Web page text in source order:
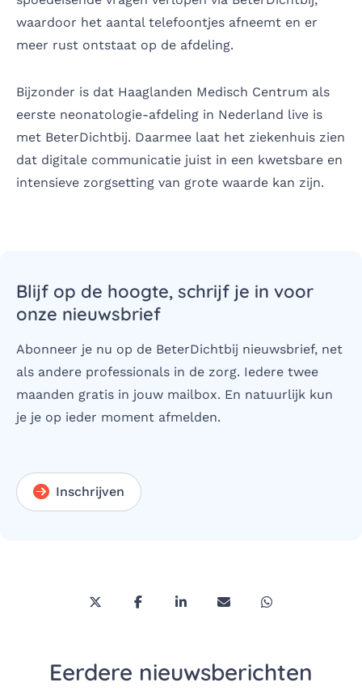
waardoor het aantal telefoontjes afneemt en er
meer rust ontstaat op de afdeling.
Bijzonder is dat Haaglanden Medisch Centrum als
eerste neonatologie-afdeling in Nederland live is
met BeterDichtbij. Daarmee laat het ziekenhuis zien
dat digitale communicatie juist in een kwetsbare en
intensieve zorgsetting van grote waarde kan zijn.
Blijf op de hoogte, schrijf je in voor
onze nieuwsbrief
Abonneer je nu op de BeterDichtbij nieuwsbrief, net
als andere professionals in de zorg. Iedere twee
maanden gratis in jouw mailbox. En natuurlijk kun
je je op ieder moment afmelden.
Inschrijven
Deel deze pagina via Twitter/X
Deel deze pagina op Facebook
Deel deze pagina op
Deel deze pagina via
Deel deze
Eerdere nieuwsberichten